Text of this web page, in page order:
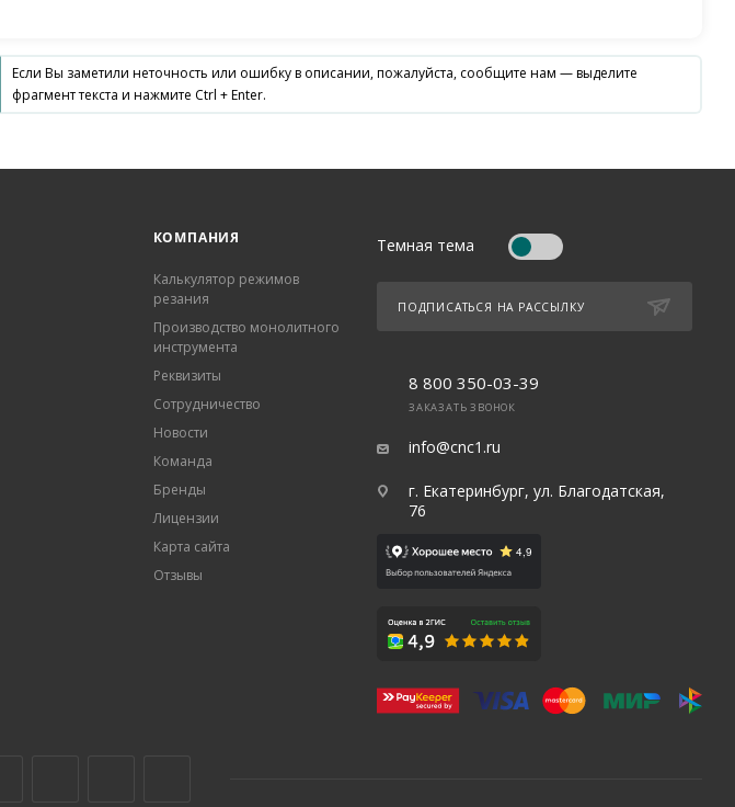
Если Вы заметили неточность или ошибку в описании, пожалуйста, сообщите нам — выделите
фрагмент текста и нажмите Ctrl + Enter.
КОМПАНИЯ
Калькулятор режимов
резания
Производство монолитного
инструмента
Реквизиты
Сотрудничество
Новости
Команда
Бренды
Лицензии
Карта сайта
Отзывы
Темная тема
ПОДПИСАТЬСЯ НА РАССЫЛКУ
8 800 350-03-39
ЗАКАЗАТЬ ЗВОНОК
info@cnc1.ru
г. Екатеринбург, ул. Благодатская,
76